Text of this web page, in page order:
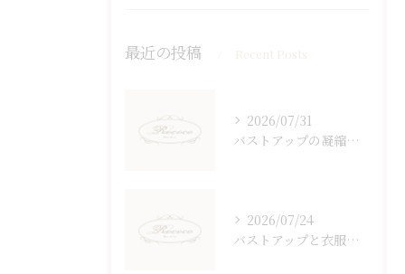
最近の投稿 Recent Posts
2026/07/31
バストアップの凝縮された実践法と自然な見た目実現の全知識
2026/07/24
バストアップと衣服選び東京都御蔵島村から始める美しいシルエット作りのコツ